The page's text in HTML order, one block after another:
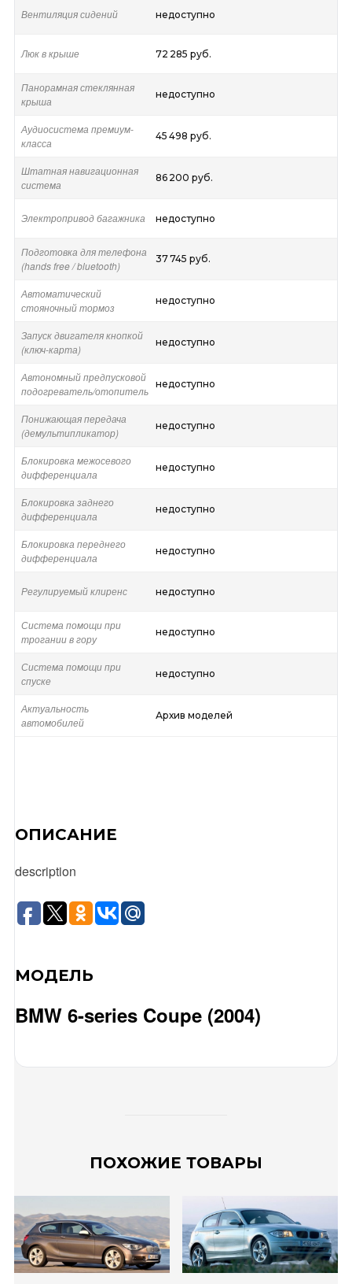
Вентиляция сидений недоступно
Люк в крыше 72 285 руб.
Панорамная стеклянная
крыша
недоступно
Аудиосистема премиум-
класса
45 498 руб.
Штатная навигационная
система
86 200 руб.
Электропривод багажника недоступно
Подготовка для телефона
(hands free / bluetooth)
37 745 руб.
Автоматический
стояночный тормоз
недоступно
Запуск двигателя кнопкой
(ключ-карта)
недоступно
Автономный предпусковой
подогреватель/отопитель
недоступно
Понижающая передача
(демультипликатор)
недоступно
Блокировка межосевого
дифференциала
недоступно
Блокировка заднего
дифференциала
недоступно
Блокировка переднего
дифференциала
недоступно
Регулируемый клиренс недоступно
Система помощи при
трогании в гору
недоступно
Система помощи при
спуске
недоступно
Актуальность
автомобилей
Архив моделей
ОПИСАНИЕ
description
МОДЕЛЬ
BMW 6-series Coupe (2004)
ПОХОЖИЕ ТОВАРЫ